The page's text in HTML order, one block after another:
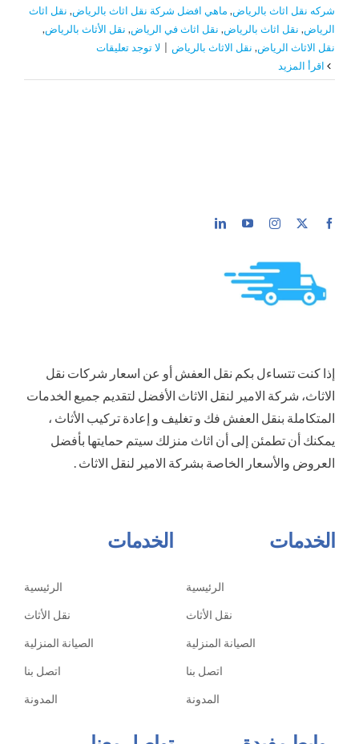
شركه نقل اثاث بالرياض, ماهي افضل شركة نقل اثاث بالرياض, نقل اثاث
الرياض, نقل اثاث بالرياض, نقل اثاث في الرياض, نقل الأثاث بالرياض,
نقل الاثاث الرياض, نقل الاثاث بالرياض
لا توجد تعليقات
إذا كنت تتساءل بكم نقل العفش أو عن اسعار شركات نقل
الاثاث، شركة الامير لنقل الاثاث الأفضل لتقديم جميع الخدمات
المتكاملة بنقل العفش فك و تغليف و إعادة تركيب الأثاث ،
يمكنك أن تطمئن إلى أن اثاث منزلك سيتم حمايتها بأفضل
العروض والأسعار الخاصة بشركة الامير لنقل الاثاث .
الخدمات
الرئيسية
نقل الأثاث
الصيانة المنزلية
اتصل بنا
المدونة
الخدمات
الرئيسية
نقل الأثاث
الصيانة المنزلية
اتصل بنا
المدونة